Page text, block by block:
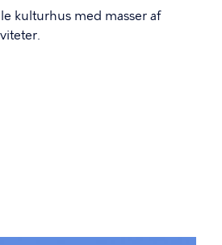
kulturhus med masser af